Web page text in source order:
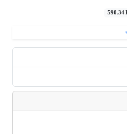
590.34